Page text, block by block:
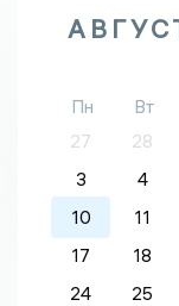
Пн Вт
27
28
3
4
10
11
17
18
24
25